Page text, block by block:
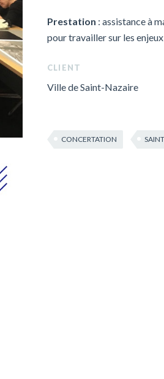
Prestation : assistance à
pour travailler sur les
CLIENT
Ville de Saint-Nazaire
CONCERTATION